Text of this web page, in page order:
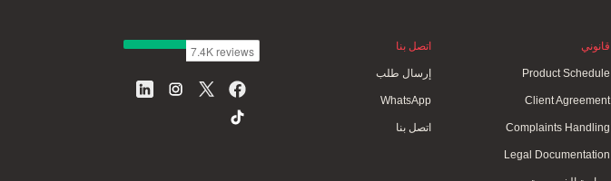
قانوني
Product Schedule
Client Agreement
Complaints Handling
Legal Documentation
اتصل بنا
إرسال طلب
WhatsApp
اتصل بنا